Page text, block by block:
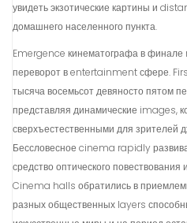
увидеть экзотические картины и
домашнего населенного пункта.
Emergence кинематографа в
переворот в entertainment сфере.
тысяча восемьсот девяносто пятом
представляя динамические images,
сверхъестественными для зрителей
Бессловесное cinema rapidly
средство оптического
Cinema halls обратились в
разных общественных layers